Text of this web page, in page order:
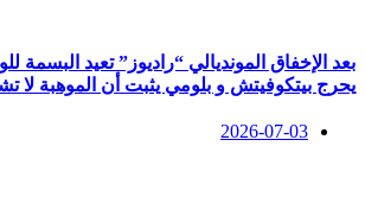
بعد الإخفاق المونديالي “راديوز” تعيد البسمة
يحرج بيتكوفيتش و بلومي يثبت أن الموهبة لا
2026-07-03